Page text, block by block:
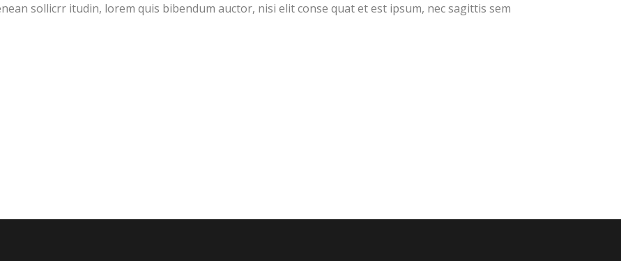
sollicrr itudin, lorem quis bibendum auctor, nisi elit conse quat et est ipsum, nec sagittis sem